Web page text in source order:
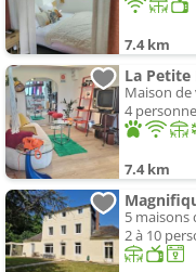
7.4 km
Maison de
4
7.4 km
5 maisons
2 à 10